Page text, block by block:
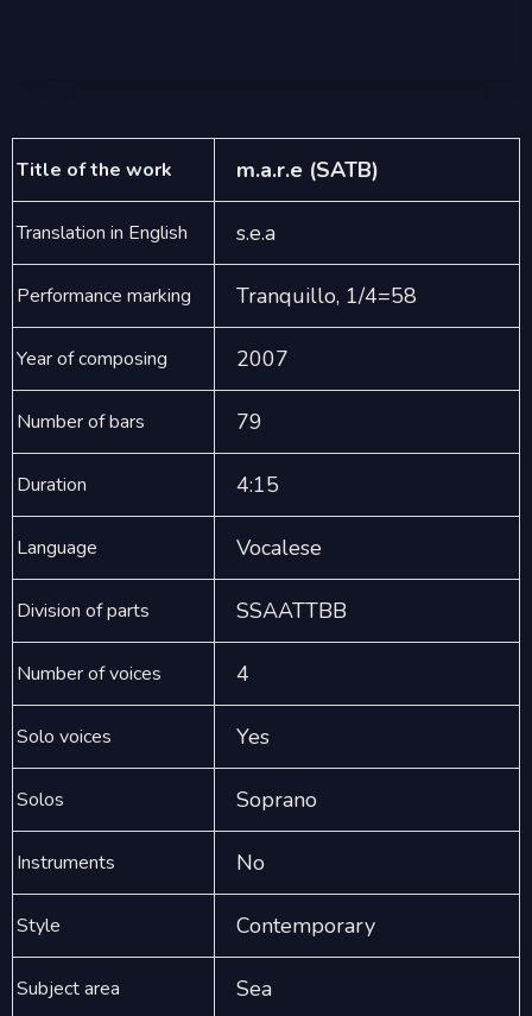
Title of the work m.a.r.e (SATB)
Translation in English s.e.a
Performance marking Tranquillo, 1/4=58
Year of composing 2007
Number of bars 79
Duration 4:15
Language Vocalese
Division of parts SSAATTBB
Number of voices 4
Solo voices Yes
Solos Soprano
Instruments No
Style Contemporary
Subject area Sea